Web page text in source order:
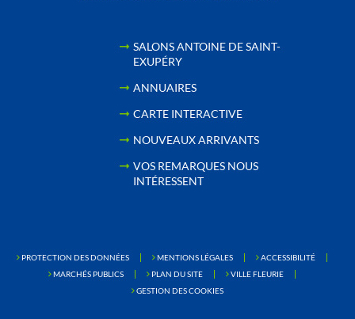
SALONS ANTOINE DE SAINT-
EXUPÉRY
ANNUAIRES
CARTE INTERACTIVE
NOUVEAUX ARRIVANTS
VOS REMARQUES NOUS
INTÉRESSENT
PROTECTION DES DONNÉES MENTIONS LÉGALES
ACCESSIBILITÉ
MARCHÉS PUBLICS
PLAN DU SITE
VILLE FLEURIE
GESTION DES COOKIES